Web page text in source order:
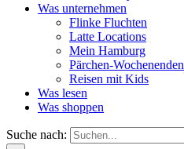
Was unternehmen
Flinke Fluchten
Latte Locations
Mein Hamburg
Pärchen-Wochenenden
Reisen mit Kids
Was lesen
Was shoppen
Suche nach: